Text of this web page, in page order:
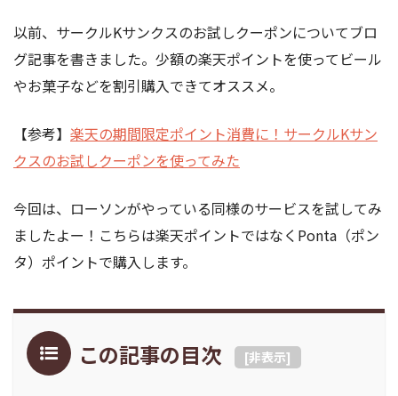
以前、サークルKサンクスのお試しクーポンについてブロ
グ記事を書きました。少額の楽天ポイントを使ってビール
やお菓子などを割引購入できてオススメ。
【参考】 楽天の期間限定ポイント消費に！サークルKサン
クスのお試しクーポンを使ってみた
今回は、ローソンがやっている同様のサービスを試してみ
ましたよー！こちらは楽天ポイントではなくPonta（ポン
タ）ポイントで購入します。
この記事の目次 [非表示]